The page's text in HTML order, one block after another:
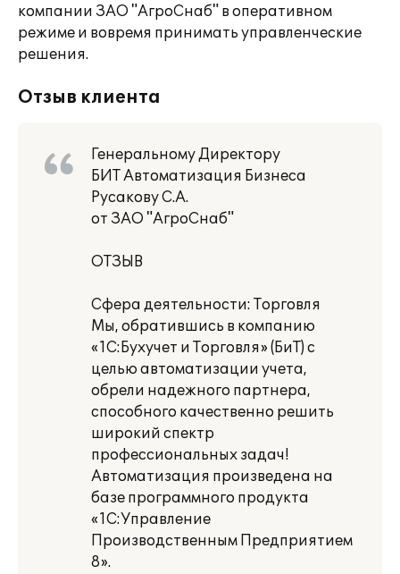
компании ЗАО "АгроСнаб" в оперативном
режиме и вовремя принимать управленческие
решения.
Отзыв клиента
Генеральному Директору
БИТ Автоматизация Бизнеса
Русакову С.А.
от ЗАО "АгроСнаб"
ОТЗЫВ
Сфера деятельности: Торговля
Мы, обратившись в компанию
«1С:Бухучет и Торговля» (БиТ) с
целью автоматизации учета,
обрели надежного партнера,
способного качественно решить
широкий спектр
профессиональных задач!
Автоматизация произведена на
базе программного продукта
«1С:Управление
Производственным Предприятием
8».